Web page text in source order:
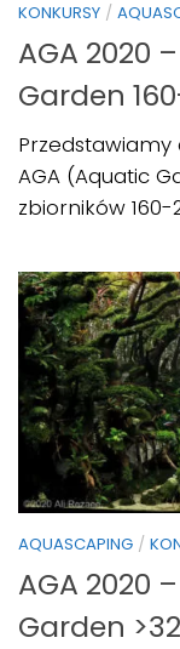
KONKURSY /
AGA 2020
Garden
AGA (Aquatic
zbiorników 160-
AQUASCAPING /
AGA 2020
Garden